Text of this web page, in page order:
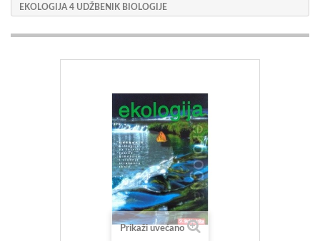
EKOLOGIJA 4 UDŽBENIK BIOLOGIJE
Prikaži uvećano